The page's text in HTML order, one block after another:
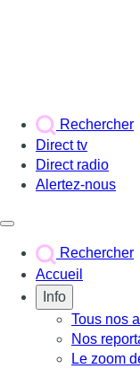
Rechercher
Direct tv
Direct radio
Alertez-nous
Rechercher
Accueil
Info
Tous nos
Nos
Le zoom